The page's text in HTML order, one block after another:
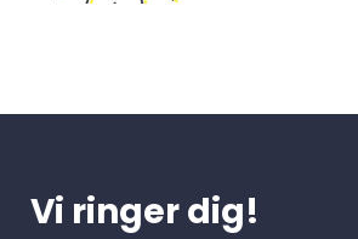
Vi ringer dig!